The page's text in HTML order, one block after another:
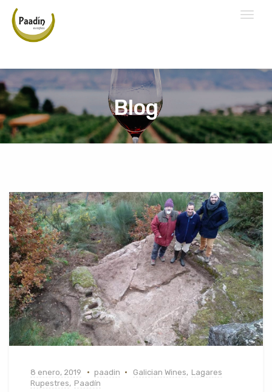
Toggle
Blog
8 enero, 2019 paadin Galician Wines, Lagares
Rupestres, Paadín